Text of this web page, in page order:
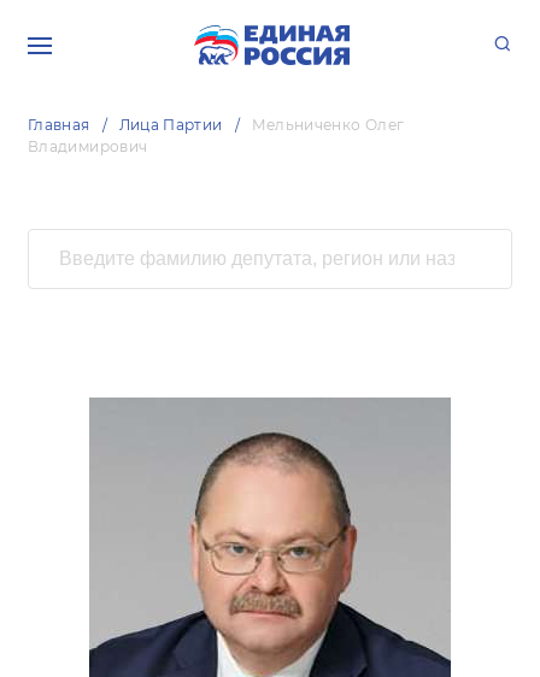
Главная Лица Партии
Мельниченко Олег
Владимирович